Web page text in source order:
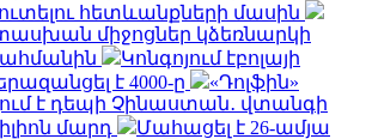
հետևանքների մասին
միջոցներ կձեռնարկի
Կոնգոյում էբոլայի
է 4000-ը
«Դոլֆին»
է դեպի Չինաստան․ վտանգի
մարդ
Մահացել է 26-ամյա